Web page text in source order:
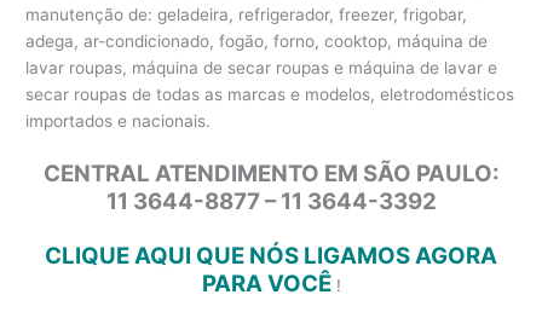
manutenção de: geladeira, refrigerador, freezer, frigobar,
adega, ar-condicionado, fogão, forno, cooktop, máquina de
lavar roupas, máquina de secar roupas e máquina de lavar e
secar roupas de todas as marcas e modelos, eletrodomésticos
importados e nacionais.
CENTRAL ATENDIMENTO EM SÃO PAULO:
11 3644-8877 – 11 3644-3392
CLIQUE AQUI QUE NÓS LIGAMOS AGORA
PARA VOCÊ!